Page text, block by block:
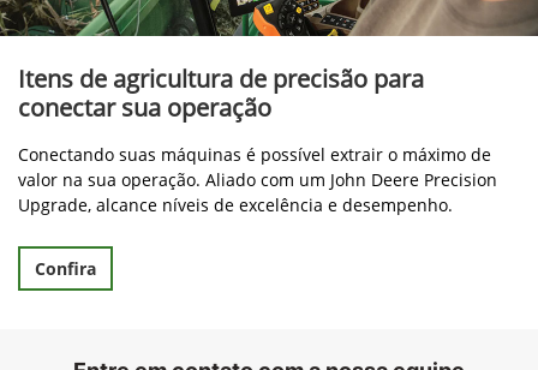
Itens de agricultura de precisão para
conectar sua operação
valor na sua operação. Aliado com um John Deere Precision
Upgrade, alcance níveis de excelência e desempenho.